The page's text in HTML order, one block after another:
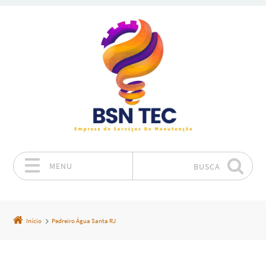
MENU BUSCA
Início Pedreiro Água Santa RJ